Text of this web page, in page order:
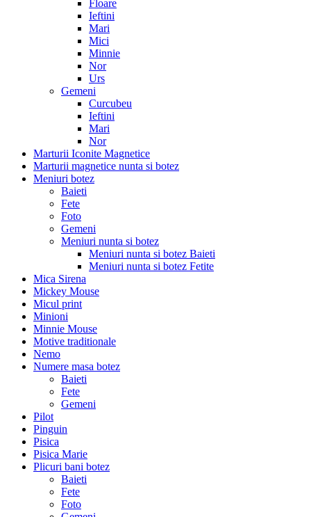
Floare
Ieftini
Mari
Mici
Minnie
Nor
Urs
Gemeni
Curcubeu
Ieftini
Mari
Nor
Marturii Iconite Magnetice
Marturii magnetice nunta si botez
Meniuri botez
Baieti
Fete
Foto
Gemeni
Meniuri nunta si botez
Meniuri nunta si botez Baieti
Meniuri nunta si botez Fetite
Mica Sirena
Mickey Mouse
Micul print
Minioni
Minnie Mouse
Motive traditionale
Nemo
Numere masa botez
Baieti
Fete
Gemeni
Pilot
Pinguin
Pisica
Pisica Marie
Plicuri bani botez
Baieti
Fete
Foto